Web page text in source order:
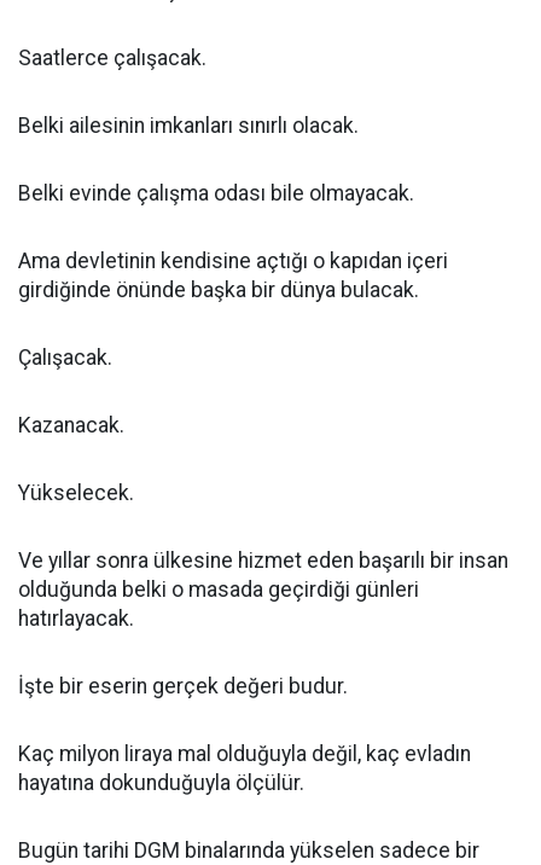
Saatlerce çalışacak.
Belki ailesinin imkanları sınırlı olacak.
Belki evinde çalışma odası bile olmayacak.
Ama devletinin kendisine açtığı o kapıdan içeri
girdiğinde önünde başka bir dünya bulacak.
Çalışacak.
Kazanacak.
Yükselecek.
Ve yıllar sonra ülkesine hizmet eden başarılı bir insan
olduğunda belki o masada geçirdiği günleri
hatırlayacak.
İşte bir eserin gerçek değeri budur.
Kaç milyon liraya mal olduğuyla değil, kaç evladın
hayatına dokunduğuyla ölçülür.
Bugün tarihi DGM binalarında yükselen sadece bir